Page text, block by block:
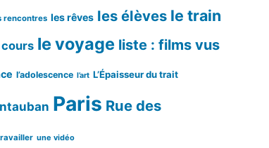
rencontres les rêves les élèves le train
le voyage liste : films vus
l’adolescence l’art L’Épaisseur du trait
Paris Rue des
une vidéo